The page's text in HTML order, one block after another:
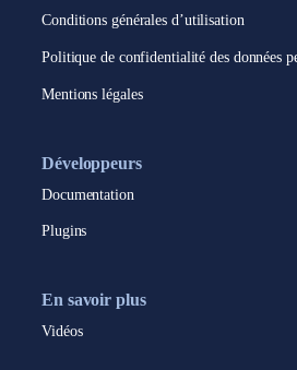
Conditions générales d’utilisation
Politique de confidentialité des données
Mentions légales
Développeurs
Documentation
Plugins
En savoir plus
Vidéos